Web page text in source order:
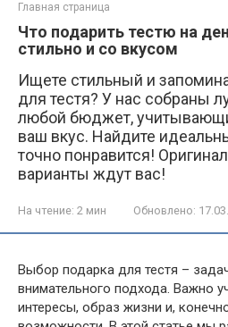
Главная страница
Что подарить тестю на
стильно и со вкусом
Ищете стильный и
для тестя? У нас собраны
любой бюджет,
ваш вкус. Найдите
точно понравится!
варианты ждут вас!
На чтение: 2 мин Обновлено:
Выбор подарка для тестя –
внимательного подхода. Важно
интересы, образ жизни и,